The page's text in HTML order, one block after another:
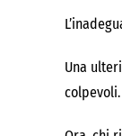
Una
colpevoli.